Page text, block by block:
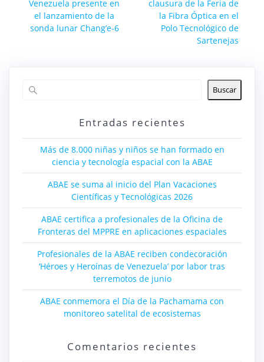
entradas
Entrada
anterior:
Venezuela presente en
el lanzamiento de la
sonda lunar Chang’e-6
entrada:
clausura de la Feria de
la Fibra Óptica en el
Polo Tecnológico de
Sartenejas
Buscar
Entradas recientes
Más de 8.000 niñas y niños se han formado en
ciencia y tecnología espacial con la ABAE
ABAE se suma al inicio del Plan Vacaciones
Científicas y Tecnológicas 2026
ABAE certifica a profesionales de la Oficina de
Fronteras del MPPRE en aplicaciones espaciales
Profesionales de la ABAE reciben condecoración
‘Héroes y Heroínas de Venezuela’ por labor tras
terremotos de junio
ABAE conmemora el Día de la Pachamama con
monitoreo satelital de ecosistemas
Comentarios recientes